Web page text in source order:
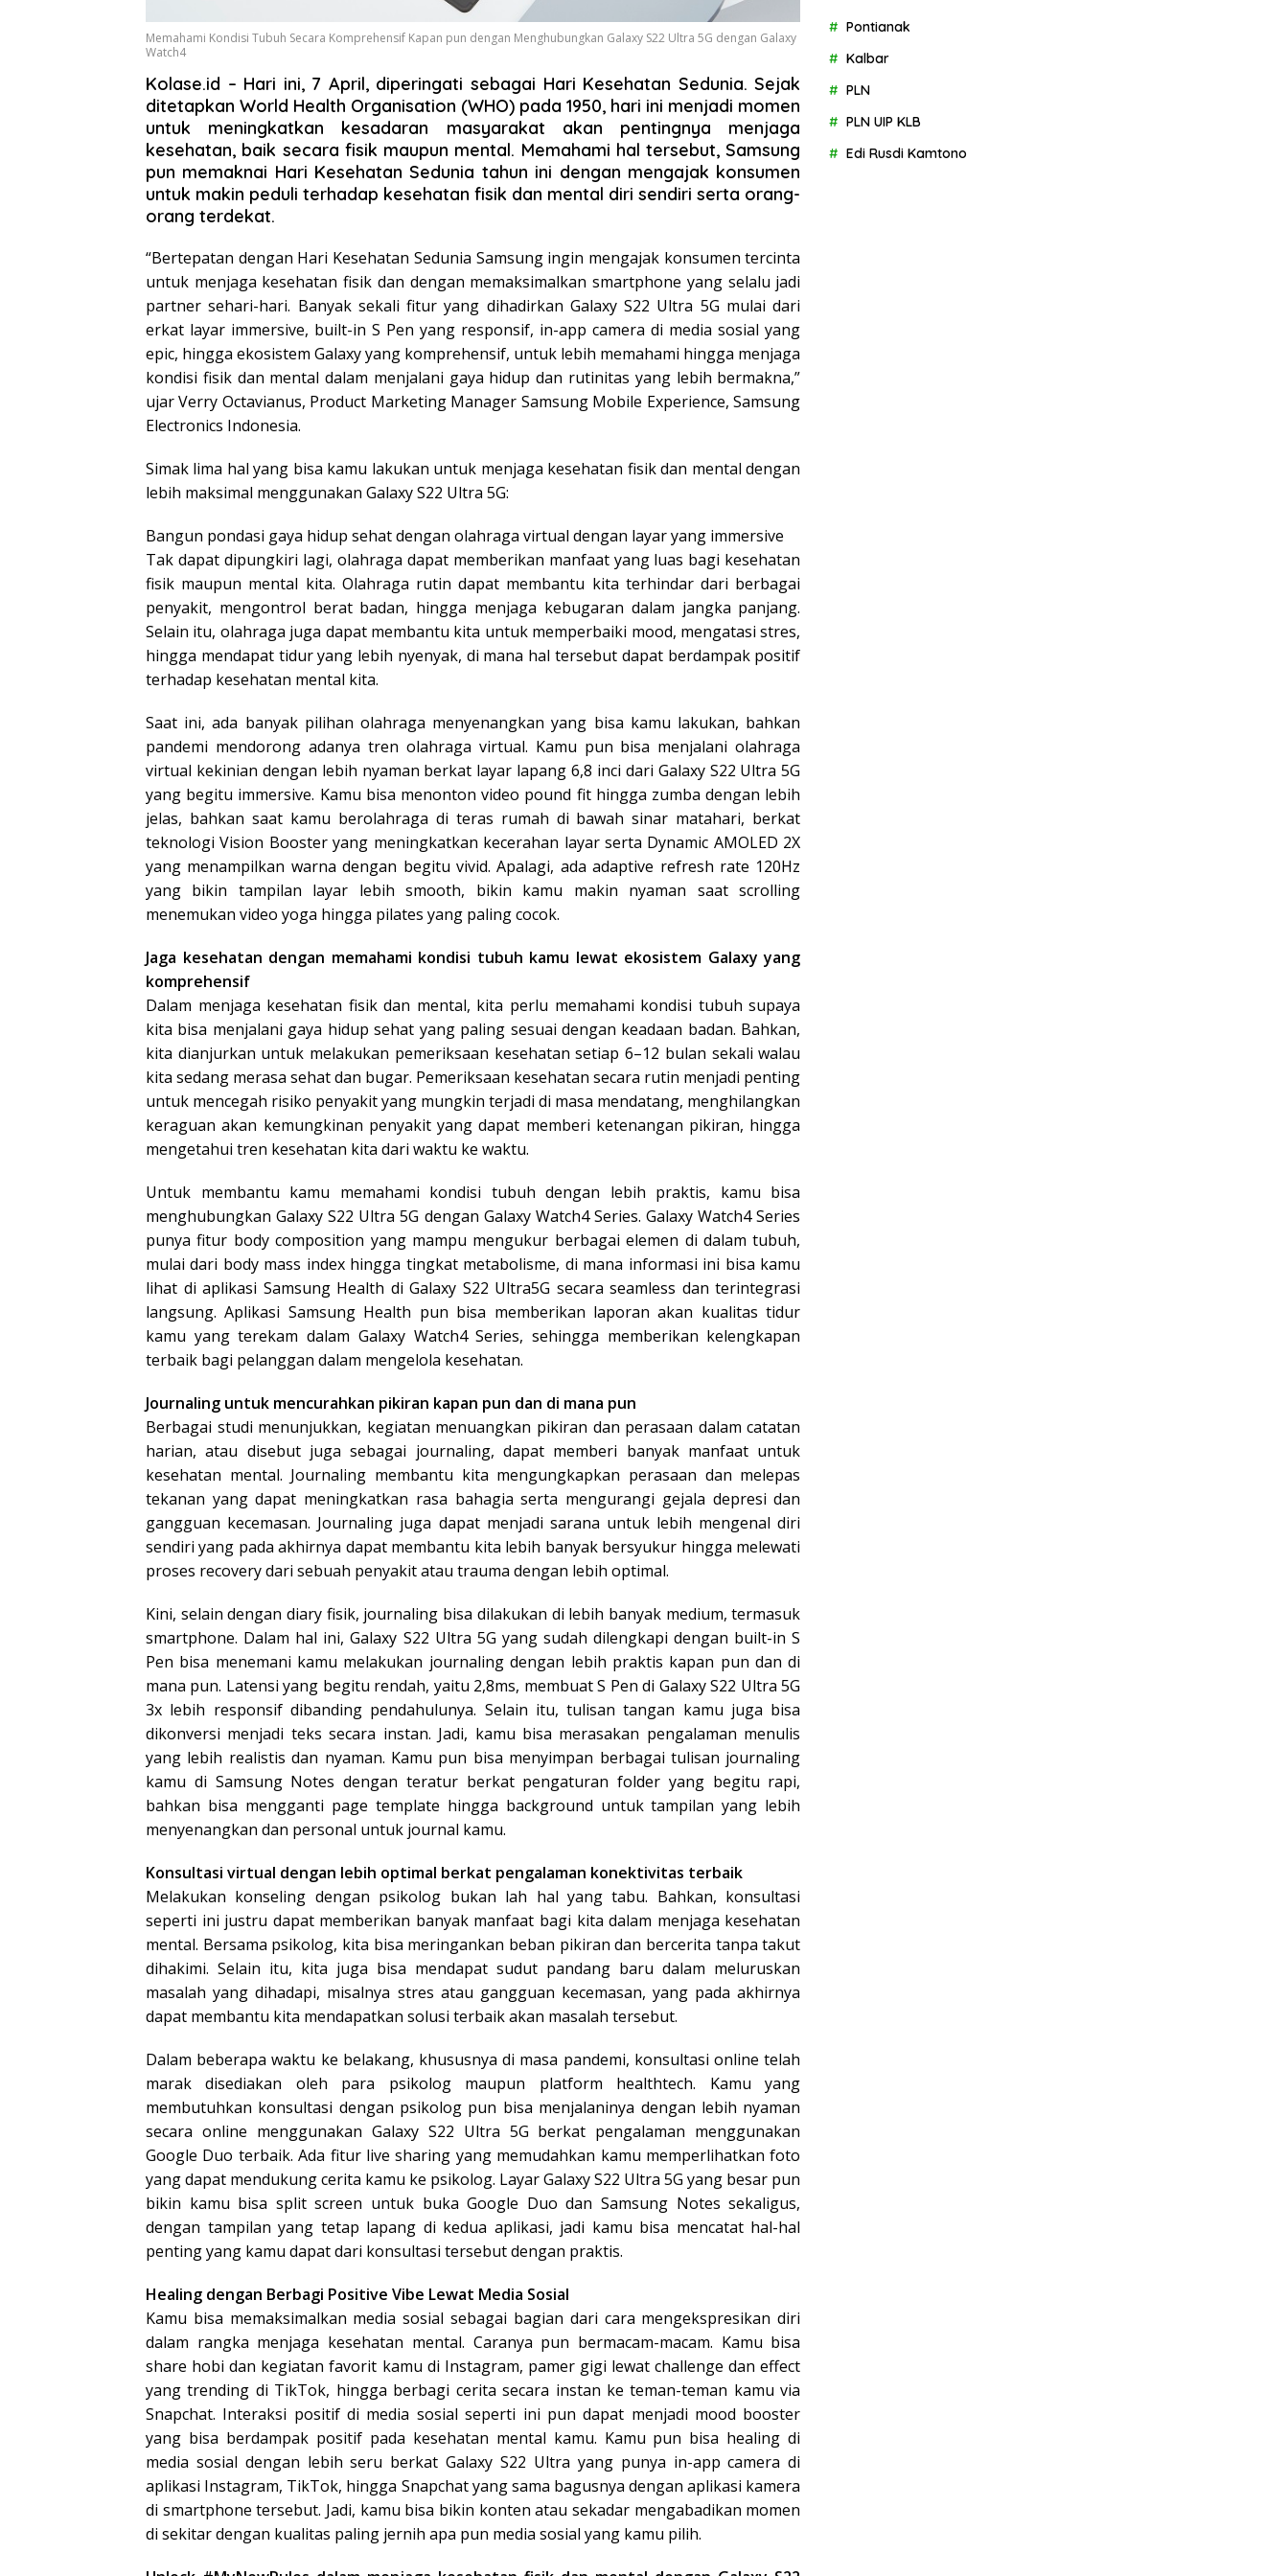
Memahami Kondisi Tubuh Secara Komprehensif Kapan pun dengan Menghubungkan Galaxy S22 Ultra 5G dengan Galaxy
Watch4
Kolase.id – Hari ini, 7 April, diperingati sebagai Hari Kesehatan Sedunia. Sejak
ditetapkan World Health Organisation (WHO) pada 1950, hari ini menjadi momen
untuk meningkatkan kesadaran masyarakat akan pentingnya menjaga
kesehatan, baik secara fisik maupun mental. Memahami hal tersebut, Samsung
pun memaknai Hari Kesehatan Sedunia tahun ini dengan mengajak konsumen
untuk makin peduli terhadap kesehatan fisik dan mental diri sendiri serta orang-
orang terdekat.
“Bertepatan dengan Hari Kesehatan Sedunia Samsung ingin mengajak konsumen tercinta
untuk menjaga kesehatan fisik dan dengan memaksimalkan smartphone yang selalu jadi
partner sehari-hari. Banyak sekali fitur yang dihadirkan Galaxy S22 Ultra 5G mulai dari
erkat layar immersive, built-in S Pen yang responsif, in-app camera di media sosial yang
epic, hingga ekosistem Galaxy yang komprehensif, untuk lebih memahami hingga menjaga
kondisi fisik dan mental dalam menjalani gaya hidup dan rutinitas yang lebih bermakna,”
ujar Verry Octavianus, Product Marketing Manager Samsung Mobile Experience, Samsung
Electronics Indonesia.
Simak lima hal yang bisa kamu lakukan untuk menjaga kesehatan fisik dan mental dengan
lebih maksimal menggunakan Galaxy S22 Ultra 5G:
Bangun pondasi gaya hidup sehat dengan olahraga virtual dengan layar yang immersive
Tak dapat dipungkiri lagi, olahraga dapat memberikan manfaat yang luas bagi kesehatan
fisik maupun mental kita. Olahraga rutin dapat membantu kita terhindar dari berbagai
penyakit, mengontrol berat badan, hingga menjaga kebugaran dalam jangka panjang.
Selain itu, olahraga juga dapat membantu kita untuk memperbaiki mood, mengatasi stres,
hingga mendapat tidur yang lebih nyenyak, di mana hal tersebut dapat berdampak positif
terhadap kesehatan mental kita.
Saat ini, ada banyak pilihan olahraga menyenangkan yang bisa kamu lakukan, bahkan
pandemi mendorong adanya tren olahraga virtual. Kamu pun bisa menjalani olahraga
virtual kekinian dengan lebih nyaman berkat layar lapang 6,8 inci dari Galaxy S22 Ultra 5G
yang begitu immersive. Kamu bisa menonton video pound fit hingga zumba dengan lebih
jelas, bahkan saat kamu berolahraga di teras rumah di bawah sinar matahari, berkat
teknologi Vision Booster yang meningkatkan kecerahan layar serta Dynamic AMOLED 2X
yang menampilkan warna dengan begitu vivid. Apalagi, ada adaptive refresh rate 120Hz
yang bikin tampilan layar lebih smooth, bikin kamu makin nyaman saat scrolling
menemukan video yoga hingga pilates yang paling cocok.
Jaga kesehatan dengan memahami kondisi tubuh kamu lewat ekosistem Galaxy yang
komprehensif
Dalam menjaga kesehatan fisik dan mental, kita perlu memahami kondisi tubuh supaya
kita bisa menjalani gaya hidup sehat yang paling sesuai dengan keadaan badan. Bahkan,
kita dianjurkan untuk melakukan pemeriksaan kesehatan setiap 6–12 bulan sekali walau
kita sedang merasa sehat dan bugar. Pemeriksaan kesehatan secara rutin menjadi penting
untuk mencegah risiko penyakit yang mungkin terjadi di masa mendatang, menghilangkan
keraguan akan kemungkinan penyakit yang dapat memberi ketenangan pikiran, hingga
mengetahui tren kesehatan kita dari waktu ke waktu.
Untuk membantu kamu memahami kondisi tubuh dengan lebih praktis, kamu bisa
menghubungkan Galaxy S22 Ultra 5G dengan Galaxy Watch4 Series. Galaxy Watch4 Series
punya fitur body composition yang mampu mengukur berbagai elemen di dalam tubuh,
mulai dari body mass index hingga tingkat metabolisme, di mana informasi ini bisa kamu
lihat di aplikasi Samsung Health di Galaxy S22 Ultra5G secara seamless dan terintegrasi
langsung. Aplikasi Samsung Health pun bisa memberikan laporan akan kualitas tidur
kamu yang terekam dalam Galaxy Watch4 Series, sehingga memberikan kelengkapan
terbaik bagi pelanggan dalam mengelola kesehatan.
Journaling untuk mencurahkan pikiran kapan pun dan di mana pun
Berbagai studi menunjukkan, kegiatan menuangkan pikiran dan perasaan dalam catatan
harian, atau disebut juga sebagai journaling, dapat memberi banyak manfaat untuk
kesehatan mental. Journaling membantu kita mengungkapkan perasaan dan melepas
tekanan yang dapat meningkatkan rasa bahagia serta mengurangi gejala depresi dan
gangguan kecemasan. Journaling juga dapat menjadi sarana untuk lebih mengenal diri
sendiri yang pada akhirnya dapat membantu kita lebih banyak bersyukur hingga melewati
proses recovery dari sebuah penyakit atau trauma dengan lebih optimal.
Kini, selain dengan diary fisik, journaling bisa dilakukan di lebih banyak medium, termasuk
smartphone. Dalam hal ini, Galaxy S22 Ultra 5G yang sudah dilengkapi dengan built-in S
Pen bisa menemani kamu melakukan journaling dengan lebih praktis kapan pun dan di
mana pun. Latensi yang begitu rendah, yaitu 2,8ms, membuat S Pen di Galaxy S22 Ultra 5G
3x lebih responsif dibanding pendahulunya. Selain itu, tulisan tangan kamu juga bisa
dikonversi menjadi teks secara instan. Jadi, kamu bisa merasakan pengalaman menulis
yang lebih realistis dan nyaman. Kamu pun bisa menyimpan berbagai tulisan journaling
kamu di Samsung Notes dengan teratur berkat pengaturan folder yang begitu rapi,
bahkan bisa mengganti page template hingga background untuk tampilan yang lebih
menyenangkan dan personal untuk journal kamu.
Konsultasi virtual dengan lebih optimal berkat pengalaman konektivitas terbaik
Melakukan konseling dengan psikolog bukan lah hal yang tabu. Bahkan, konsultasi
seperti ini justru dapat memberikan banyak manfaat bagi kita dalam menjaga kesehatan
mental. Bersama psikolog, kita bisa meringankan beban pikiran dan bercerita tanpa takut
dihakimi. Selain itu, kita juga bisa mendapat sudut pandang baru dalam meluruskan
masalah yang dihadapi, misalnya stres atau gangguan kecemasan, yang pada akhirnya
dapat membantu kita mendapatkan solusi terbaik akan masalah tersebut.
Dalam beberapa waktu ke belakang, khususnya di masa pandemi, konsultasi online telah
marak disediakan oleh para psikolog maupun platform healthtech. Kamu yang
membutuhkan konsultasi dengan psikolog pun bisa menjalaninya dengan lebih nyaman
secara online menggunakan Galaxy S22 Ultra 5G berkat pengalaman menggunakan
Google Duo terbaik. Ada fitur live sharing yang memudahkan kamu memperlihatkan foto
yang dapat mendukung cerita kamu ke psikolog. Layar Galaxy S22 Ultra 5G yang besar pun
bikin kamu bisa split screen untuk buka Google Duo dan Samsung Notes sekaligus,
dengan tampilan yang tetap lapang di kedua aplikasi, jadi kamu bisa mencatat hal-hal
penting yang kamu dapat dari konsultasi tersebut dengan praktis.
Healing dengan Berbagi Positive Vibe Lewat Media Sosial
Kamu bisa memaksimalkan media sosial sebagai bagian dari cara mengekspresikan diri
dalam rangka menjaga kesehatan mental. Caranya pun bermacam-macam. Kamu bisa
share hobi dan kegiatan favorit kamu di Instagram, pamer gigi lewat challenge dan effect
yang trending di TikTok, hingga berbagi cerita secara instan ke teman-teman kamu via
Snapchat. Interaksi positif di media sosial seperti ini pun dapat menjadi mood booster
yang bisa berdampak positif pada kesehatan mental kamu. Kamu pun bisa healing di
media sosial dengan lebih seru berkat Galaxy S22 Ultra yang punya in-app camera di
aplikasi Instagram, TikTok, hingga Snapchat yang sama bagusnya dengan aplikasi kamera
di smartphone tersebut. Jadi, kamu bisa bikin konten atau sekadar mengabadikan momen
di sekitar dengan kualitas paling jernih apa pun media sosial yang kamu pilih.
Pontianak
Kalbar
PLN
PLN UIP KLB
Edi Rusdi Kamtono